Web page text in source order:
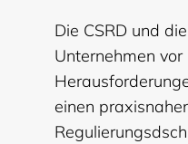
Die CSRD und
Unternehmen
einen